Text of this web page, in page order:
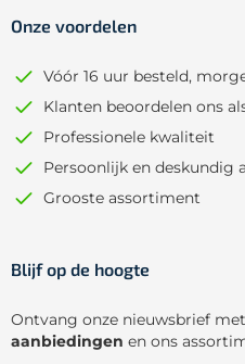
Onze voordelen
Vóór 16 uur besteld,
Klanten beoordelen ons
Professionele kwaliteit
Persoonlijk en deskundig
Grooste assortiment
Blijf op de hoogte
Ontvang onze nieuwsbrief
aanbiedingen en ons